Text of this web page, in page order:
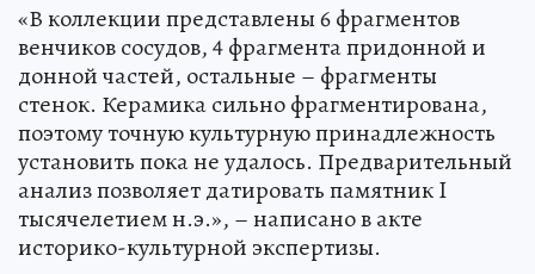
«В коллекции представлены 6 фрагментов
венчиков сосудов, 4 фрагмента придонной и
донной частей, остальные – фрагменты
стенок. Керамика сильно фрагментирована,
поэтому точную культурную принадлежность
установить пока не удалось. Предварительный
анализ позволяет датировать памятник I
тысячелетием н.э.», – написано в акте
историко-культурной экспертизы.